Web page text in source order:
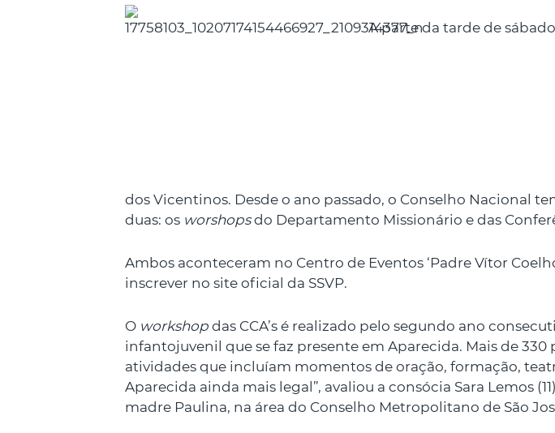
A parte da tarde de
dos Vicentinos. Desde o ano passado, o Conselho Nacional
duas: os worshopsdo Departamento Missionário e das
Ambos aconteceram no Centro de Eventos ‘Padre Vítor
inscrever no site oficial da SSVP.
O workshop das CCA’s é realizado pelo segundo ano
infantojuvenil que se faz presente em Aparecida. Mais de
atividades que incluíam momentos de oração, formação,
Aparecida ainda mais legal”, avaliou a consócia Sara Lemos
madre Paulina, na área do Conselho Metropolitano de São